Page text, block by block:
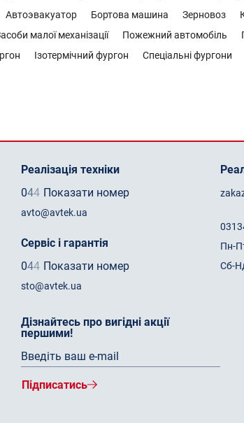
Автоэвакуатор Бортова машина Зерновоз
малої механізації Пожежний автомобіль
Ізотермічний фургон Спеціальні фургони
Реалізація техніки
044 Показати номер
avto@avtek.ua
Сервіс і гарантія
044 Показати номер
sto@avtek.ua
Дізнайтесь про вигідні акції
першими!
Підписатись
Пн-
Сб-